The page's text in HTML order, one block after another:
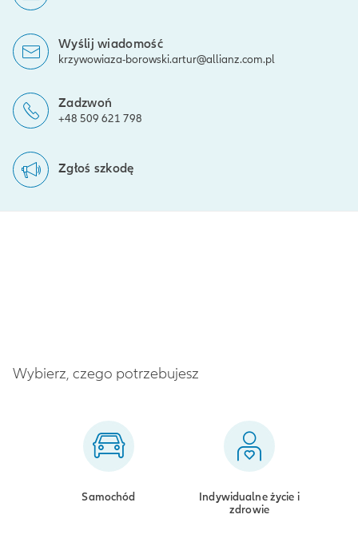
Wyślij wiadomość
krzywowiaza-borowski.artur@allianz.com.pl
Zadzwoń
+48 509 621 798
Zgłoś szkodę
Wybierz, czego potrzebujesz
Samochód
Indywidualne życie i
zdrowie